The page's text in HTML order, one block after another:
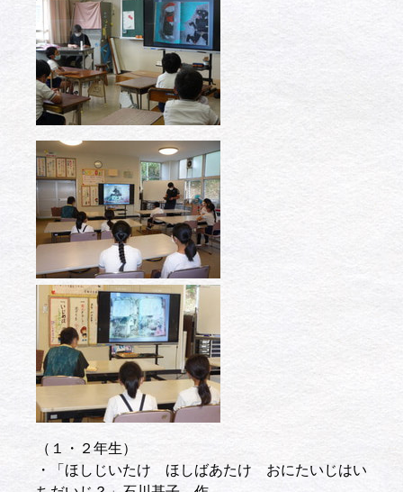
（１・２年生）
・「ほしじいたけ ほしばあたけ おにたいじはい